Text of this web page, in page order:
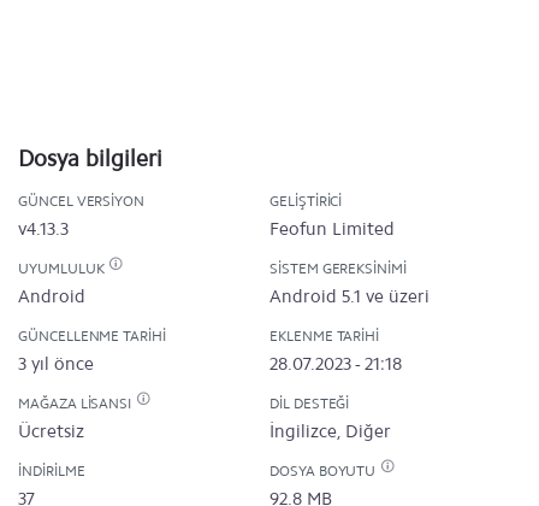
Dosya bilgileri
GÜNCEL VERSIYON
v4.13.3
GELIŞTIRICI
Feofun Limited
UYUMLULUK
Android
SISTEM GEREKSINIMI
Android 5.1 ve üzeri
GÜNCELLENME TARIHI
3 yıl önce
EKLENME TARIHI
28.07.2023 - 21:18
MAĞAZA LISANSI
Ücretsiz
DIL DESTEĞI
İngilizce, Diğer
İNDIRILME
37
DOSYA BOYUTU
92.8 MB